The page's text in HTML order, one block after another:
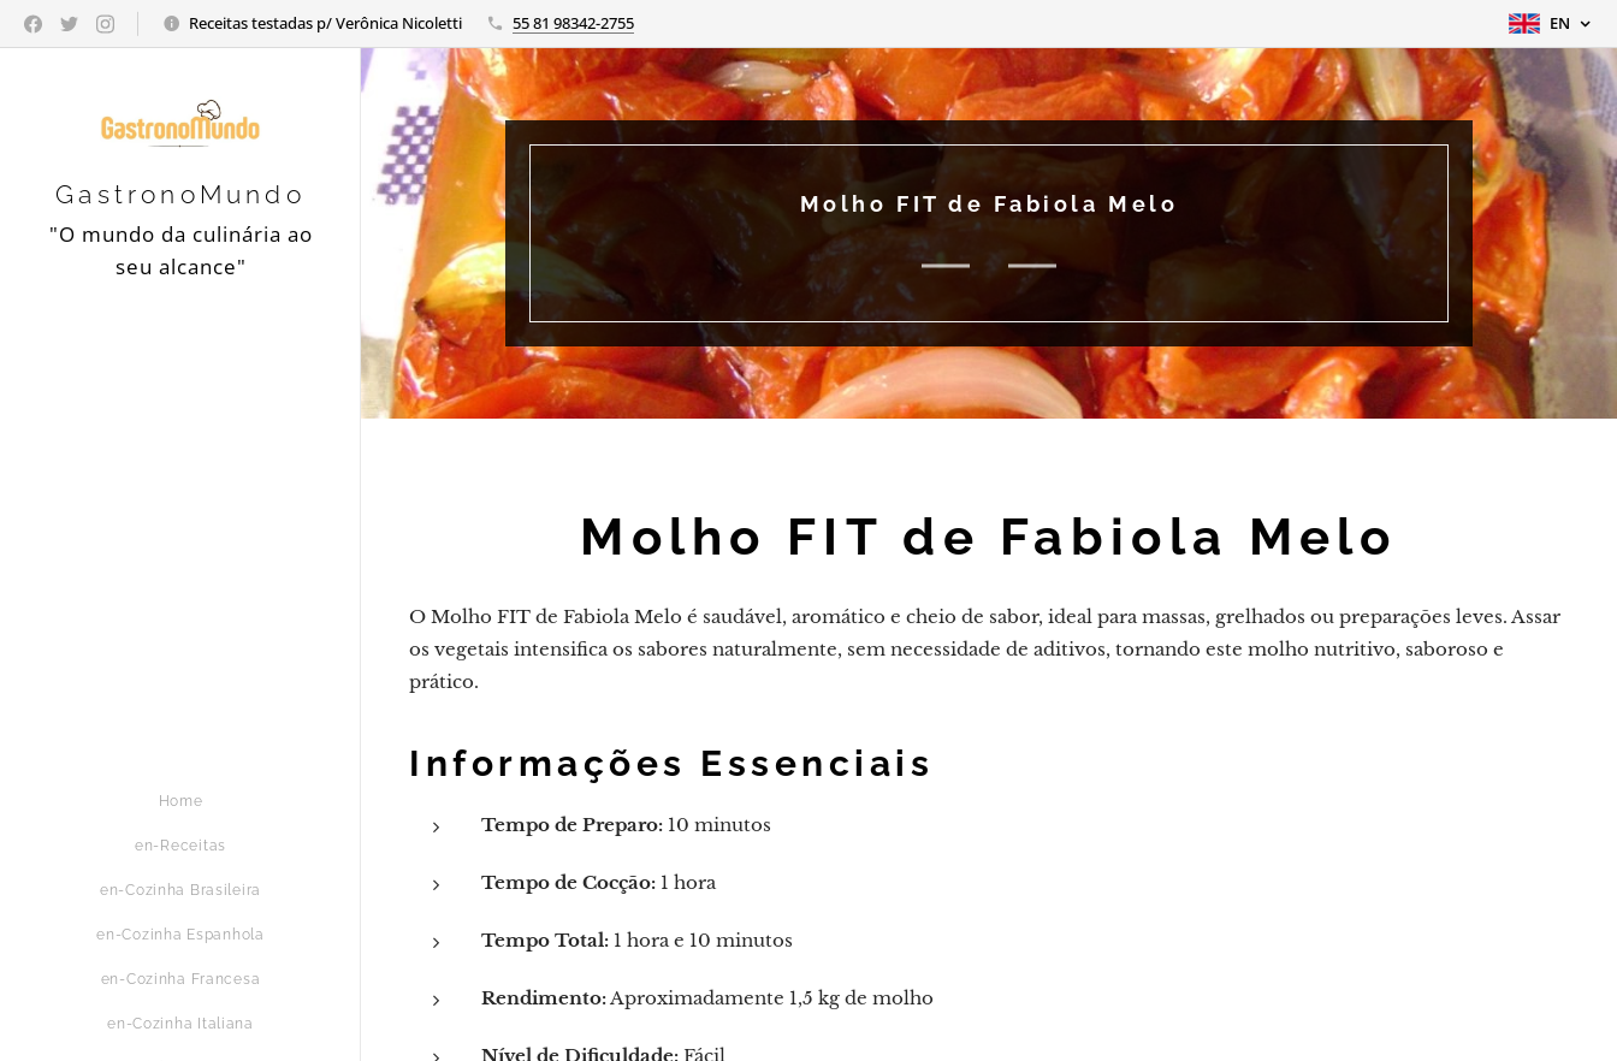
Receitas testadas p/ Verônica Nicoletti 55 81 98342-2755 EN
GastronoMundo
"O mundo da culinária ao
seu alcance"
Home
en-Receitas
en-Cozinha Brasileira
en-Cozinha Espanhola
en-Cozinha Francesa
en-Cozinha Italiana
Molho FIT de Fabiola Melo
Molho FIT de Fabiola Melo
O Molho FIT de Fabiola Melo é saudável, aromático e cheio de sabor, ideal para massas, grelhados ou preparações leves. Assar
os vegetais intensifica os sabores naturalmente, sem necessidade de aditivos, tornando este molho nutritivo, saboroso e
prático.
Informações Essenciais
Tempo de Preparo: 10 minutos
Tempo de Cocção: 1 hora
Tempo Total: 1 hora e 10 minutos
Rendimento:Aproximadamente 1,5 kg de molho
Nível de Dificuldade: Fácil